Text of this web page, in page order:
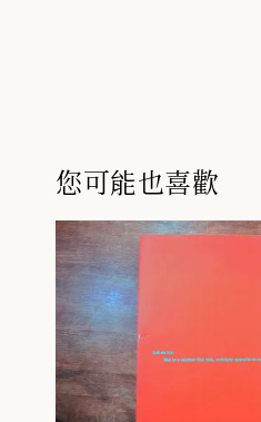
您可能也喜歡